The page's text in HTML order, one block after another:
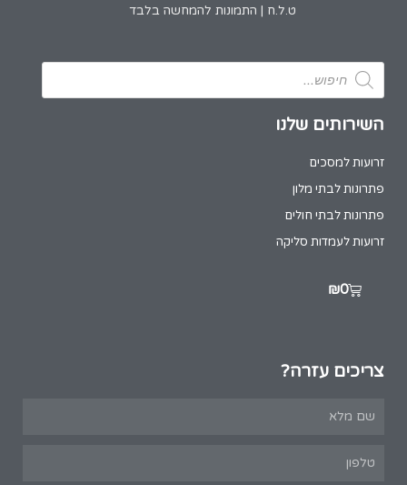
ט.ל.ח | התמונות להמחשה בלבד
השירותים שלנו
זרועות למסכים
פתרונות לבתי מלון
פתרונות לבתי חולים
זרועות לעמדות סליקה
₪0
צריכים עזרה?